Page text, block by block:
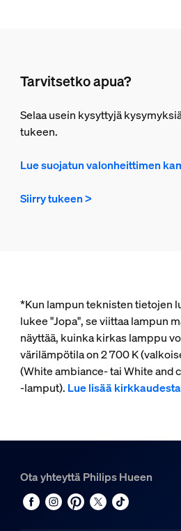
Tarvitsetko apua?
Selaa usein kysyttyjä
tukeen.
Lue suojatun valonheittimen
Siirry tukeen >
*Kun lampun teknisten tietojen
lukee "Jopa", se viittaa lampun
näyttää, kuinka kirkas lamppu
värilämpötila on 2 700 K
(White ambiance- tai White and
‑lamput). Lue lisää kirkkaudesta
Ota yhteyttä Philips Hueen